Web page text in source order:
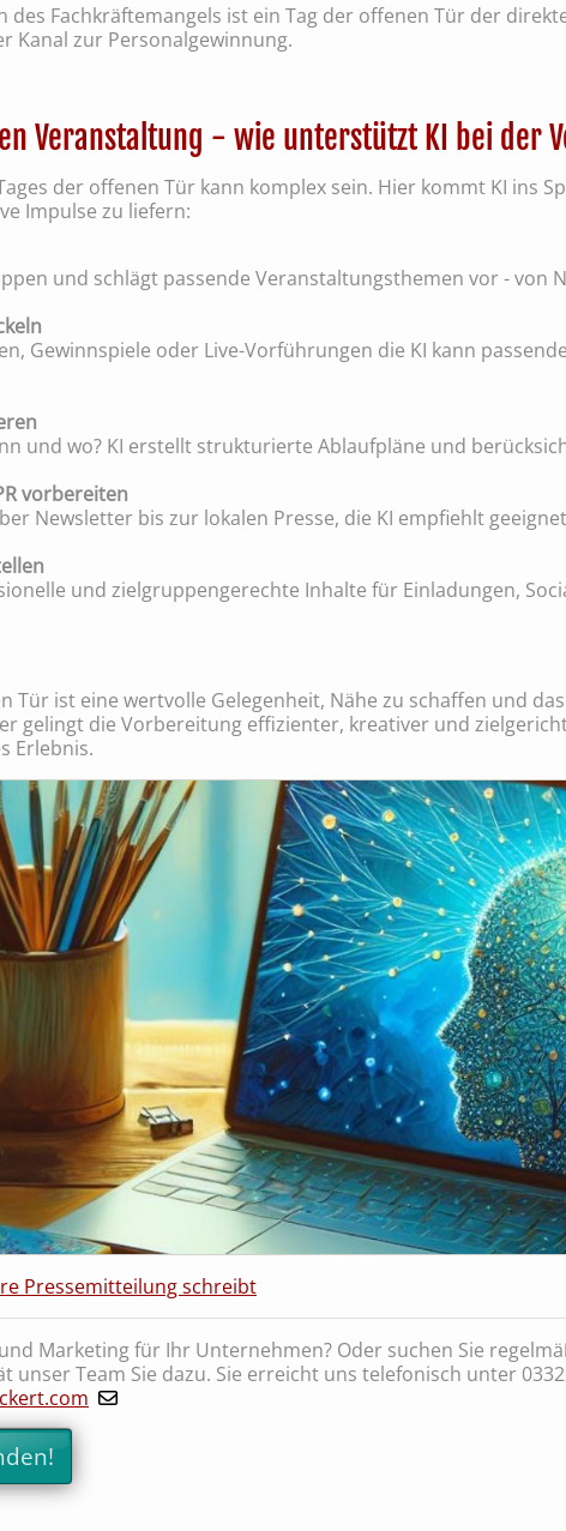
des Fachkräftemangels ist ein Tag der offenen Tür der
Kanal zur Personalgewinnung.
Veranstaltung - wie unterstützt KI bei der
der offenen Tür kann komplex sein. Hier kommt KI ins
Impulse zu liefern:
und schlägt passende Veranstaltungsthemen vor - von
Gewinnspiele oder Live-Vorführungen die KI kann
und wo? KI erstellt strukturierte Ablaufpläne und
vorbereiten
Newsletter bis zur lokalen Presse, die KI empfiehlt
und zielgruppengerechte Inhalte für Einladungen,
Tür ist eine wertvolle Gelegenheit, Nähe zu schaffen und
gelingt die Vorbereitung effizienter, kreativer und
Erlebnis.
Pressemitteilung schreibt
Marketing für Ihr Unternehmen? Oder suchen Sie
unser Team Sie dazu. Sie erreicht uns telefonisch unter